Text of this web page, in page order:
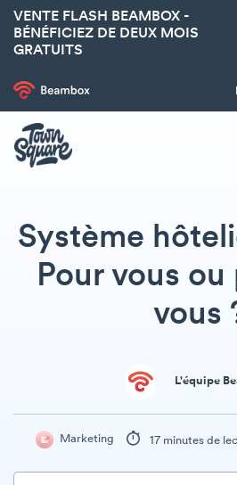
VENTE FLASH BEAMBOX -
BÉNÉFICIEZ DE DEUX MOIS
GRATUITS
Système
Pour vous ou
vous
L'équipe
Marketing 17 minutes de